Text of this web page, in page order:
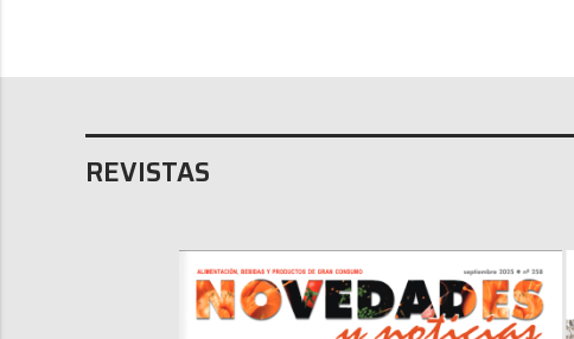
REVISTAS